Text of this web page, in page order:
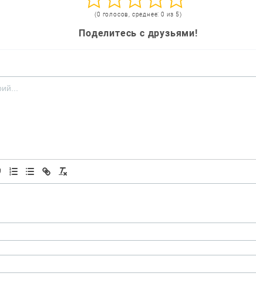
(0 голосов, среднее: 0 из 5)
Поделитесь с друзьями!